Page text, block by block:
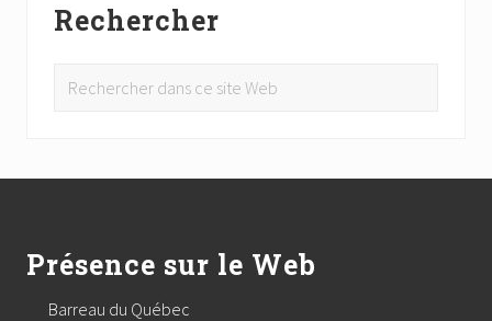
Rechercher
Présence sur le Web
Barreau du Québec